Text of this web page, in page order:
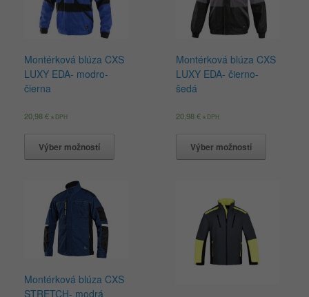
Montérková blúza CXS
LUXY EDA- modro-
čierna
20,98€ s DPH
Výber možností
Montérková blúza CXS
LUXY EDA- čierno-
šedá
20,98€ s DPH
Výber možností
Montérková blúza CXS
STRETCH- modrá